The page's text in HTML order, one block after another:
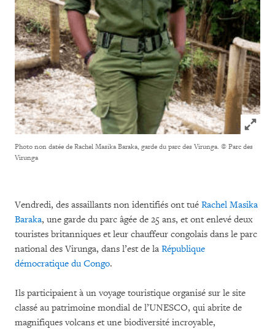
Click
Photo non datée de Rachel Masika Baraka, garde du parc des Virunga. © Parc des
Virunga
Vendredi, des assaillants non identifiés ont tué Rachel Masika
Baraka, une garde du parc âgée de 25 ans, et ont enlevé deux
touristes britanniques et leur chauffeur congolais dans le parc
national des Virunga, dans l’est de la République
démocratique du Congo.
Ils participaient à un voyage touristique organisé sur le site
classé au patrimoine mondial de l’UNESCO, qui abrite de
magnifiques volcans et une biodiversité incroyable,